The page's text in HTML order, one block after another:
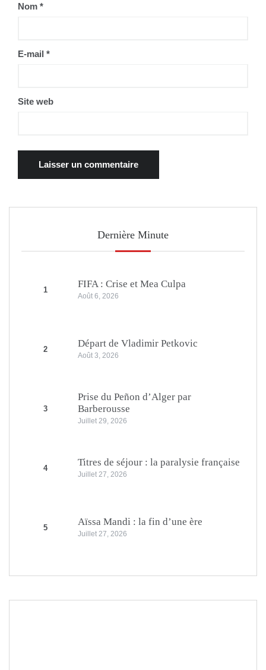
Nom *
E-mail *
Site web
Dernière Minute
1
FIFA : Crise et Mea Culpa
Août 6, 2026
2
Départ de Vladimir Petkovic
Août 3, 2026
3
Prise du Peñon d’Alger par
Barberousse
Juillet 29, 2026
4
Titres de séjour : la paralysie française
Juillet 27, 2026
5
Aïssa Mandi : la fin d’une ère
Juillet 27, 2026